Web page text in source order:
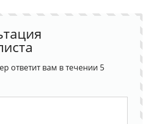
ответит вам в течении 5